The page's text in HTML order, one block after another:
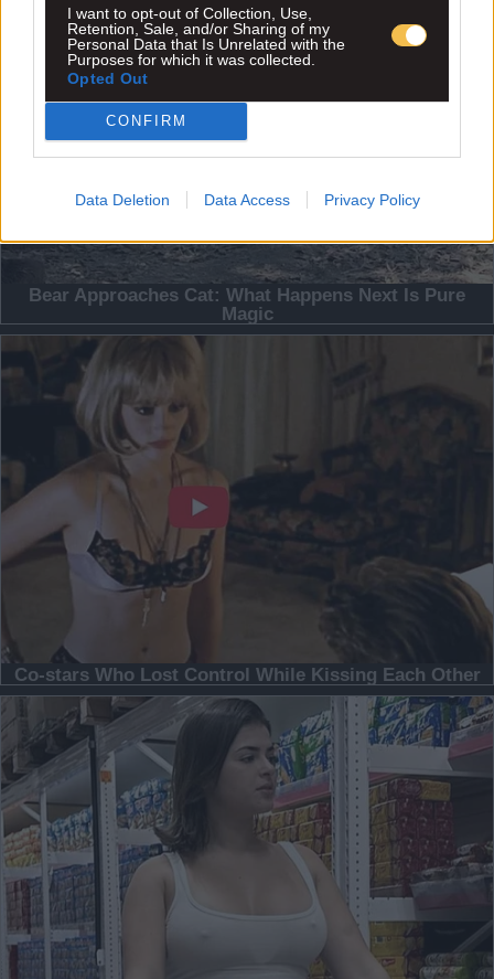
I want to opt-out of Collection, Use,
Retention, Sale, and/or Sharing of my
Personal Data that Is Unrelated with the
Purposes for which it was collected.
Opted Out
CONFIRM
Data Deletion Data Access Privacy Policy